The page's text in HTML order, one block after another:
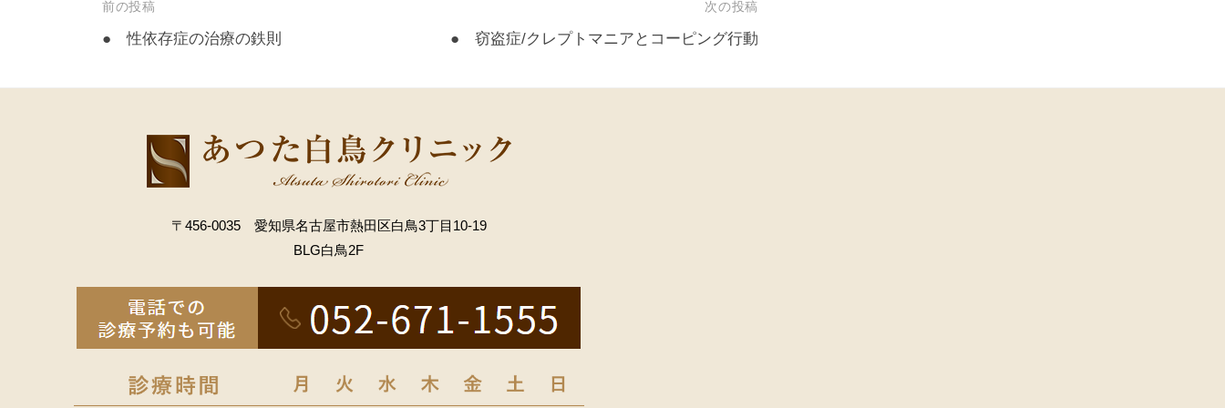
投
稿
前の投稿
● 性依存症の治療の鉄則
次の投稿
● 窃盗症/クレプトマニアとコーピング行動
〒456-0035 愛知県名古屋市熱田区白鳥3丁目10-19
BLG白鳥2F